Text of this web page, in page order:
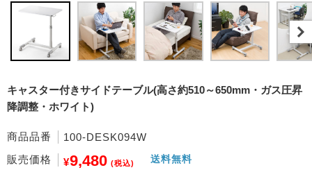
キャスター付きサイドテーブル(高さ約510～650mm・ガス圧昇
降調整・ホワイト)
商品品番
100-DESK094W
販売価格
¥9,480 (税込) 送料無料